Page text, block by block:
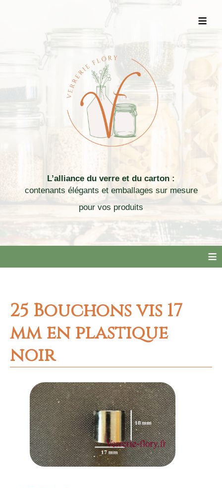
≡
L’alliance du verre et du carton :
contenants élégants et emballages sur mesure
pour vos produits
≡
25 Bouchons vis 17
mm en plastique
noir